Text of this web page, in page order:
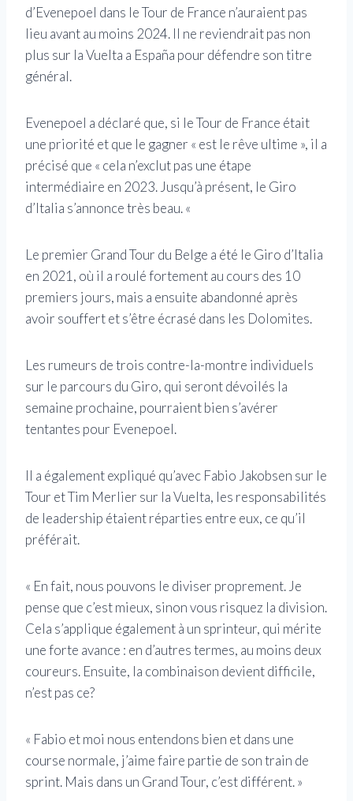
d’Evenepoel dans le Tour de France n’auraient pas
lieu avant au moins 2024. Il ne reviendrait pas non
plus sur la Vuelta a España pour défendre son titre
général.
Evenepoel a déclaré que, si le Tour de France était
une priorité et que le gagner « est le rêve ultime », il a
précisé que « cela n’exclut pas une étape
intermédiaire en 2023. Jusqu’à présent, le Giro
d’Italia s’annonce très beau. «
Le premier Grand Tour du Belge a été le Giro d’Italia
en 2021, où il a roulé fortement au cours des 10
premiers jours, mais a ensuite abandonné après
avoir souffert et s’être écrasé dans les Dolomites.
Les rumeurs de trois contre-la-montre individuels
sur le parcours du Giro, qui seront dévoilés la
semaine prochaine, pourraient bien s’avérer
tentantes pour Evenepoel.
Il a également expliqué qu’avec Fabio Jakobsen sur le
Tour et Tim Merlier sur la Vuelta, les responsabilités
de leadership étaient réparties entre eux, ce qu’il
préférait.
« En fait, nous pouvons le diviser proprement. Je
pense que c’est mieux, sinon vous risquez la division.
Cela s’applique également à un sprinteur, qui mérite
une forte avance : en d’autres termes, au moins deux
coureurs. Ensuite, la combinaison devient difficile,
n’est pas ce?
« Fabio et moi nous entendons bien et dans une
course normale, j’aime faire partie de son train de
sprint. Mais dans un Grand Tour, c’est différent. »